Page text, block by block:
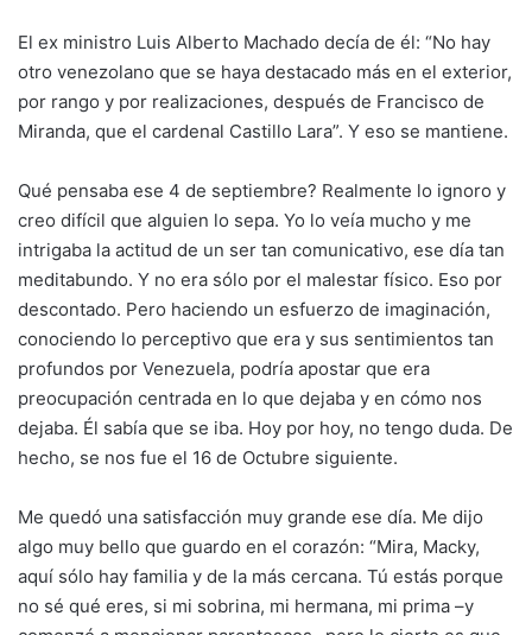
El ex ministro Luis Alberto Machado decía de él: “No hay
otro venezolano que se haya destacado más en el exterior,
por rango y por realizaciones, después de Francisco de
Miranda, que el cardenal Castillo Lara”. Y eso se mantiene.
Qué pensaba ese 4 de septiembre? Realmente lo ignoro y
creo difícil que alguien lo sepa. Yo lo veía mucho y me
intrigaba la actitud de un ser tan comunicativo, ese día tan
meditabundo. Y no era sólo por el malestar físico. Eso por
descontado. Pero haciendo un esfuerzo de imaginación,
conociendo lo perceptivo que era y sus sentimientos tan
profundos por Venezuela, podría apostar que era
preocupación centrada en lo que dejaba y en cómo nos
dejaba. Él sabía que se iba. Hoy por hoy, no tengo duda. De
hecho, se nos fue el 16 de Octubre siguiente.
Me quedó una satisfacción muy grande ese día. Me dijo
algo muy bello que guardo en el corazón: “Mira, Macky,
aquí sólo hay familia y de la más cercana. Tú estás porque
no sé qué eres, si mi sobrina, mi hermana, mi prima –y